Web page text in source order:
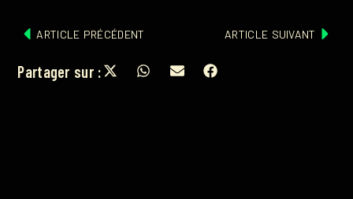
ARTICLE PRÉCÉDENT ARTICLE SUIVANT
Partager sur :